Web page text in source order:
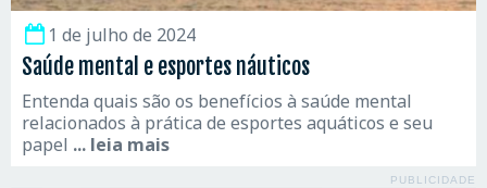
1 de julho de 2024
Saúde mental e esportes náuticos
Entenda quais são os benefícios à saúde mental
relacionados à prática de esportes aquáticos e seu
papel ... leia mais
PUBLICIDADE